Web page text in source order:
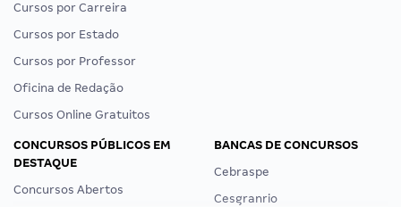
Cursos por Carreira
Cursos por Estado
Cursos por Professor
Oficina de Redação
Cursos Online Gratuitos
CONCURSOS PÚBLICOS EM
DESTAQUE
Concursos Abertos
BANCAS DE CONCURSOS
Cebraspe
Cesgranrio